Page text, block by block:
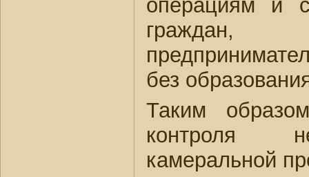
операциям и
граждан,
без
Таким
контроля
камеральной